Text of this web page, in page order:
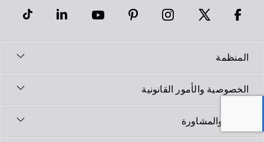
المنظمة
الخصوصية والأمور القانونية
الدعم والمشاورة